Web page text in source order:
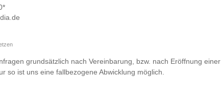
grundsätzlich nach Vereinbarung, bzw. nach Eröffnung einer
so ist uns eine fallbezogene Abwicklung möglich.